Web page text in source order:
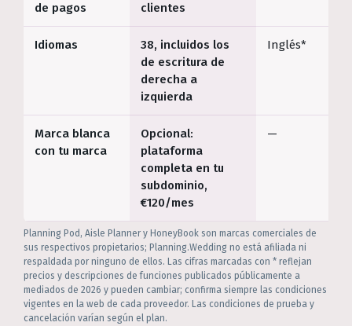
de pagos
clientes
Idiomas
38, incluidos los
de escritura de
derecha a
izquierda
Inglés*
Marca blanca
con tu marca
Opcional:
plataforma
completa en tu
subdominio,
€120/mes
—
Planning Pod, Aisle Planner y HoneyBook son marcas comerciales de
sus respectivos propietarios; Planning.Wedding no está afiliada ni
respaldada por ninguno de ellos. Las cifras marcadas con * reflejan
precios y descripciones de funciones publicados públicamente a
mediados de 2026 y pueden cambiar; confirma siempre las condiciones
vigentes en la web de cada proveedor. Las condiciones de prueba y
cancelación varían según el plan.